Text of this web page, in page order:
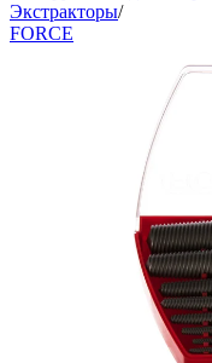
Экстракторы/
FORCE